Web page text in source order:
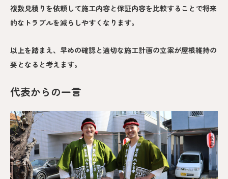
複数見積りを依頼して施工内容と保証内容を比較することで将来
的なトラブルを減らしやすくなります。
以上を踏まえ、早めの確認と適切な施工計画の立案が屋根維持の
要となると考えます。
代表からの一言